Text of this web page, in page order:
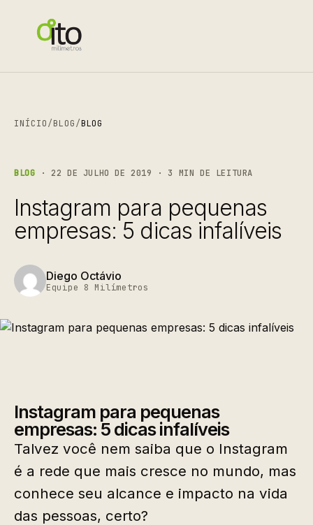
INÍCIO/BLOG/BLOG
BLOG · 22 DE JULHO DE 2019 · 3 MIN DE LEITURA
Instagram para pequenas
empresas: 5 dicas infalíveis
Diego Octávio
Equipe 8 Milímetros
Instagram para pequenas
empresas: 5 dicas infalíveis
Talvez você nem saiba que o Instagram
é a rede que mais cresce no mundo, mas
conhece seu alcance e impacto na vida
das pessoas, certo?